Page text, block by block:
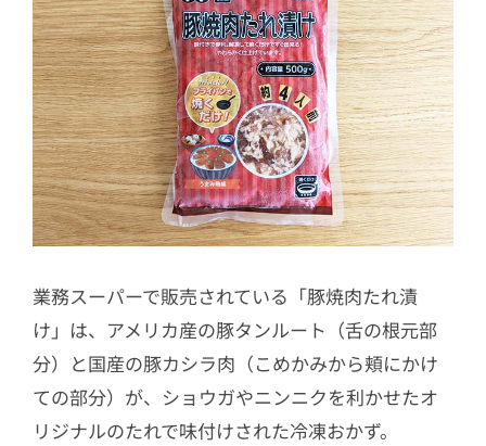
業務スーパーで販売されている「豚焼肉たれ漬
け」は、アメリカ産の豚タンルート（舌の根元部
分）と国産の豚カシラ肉（こめかみから頬にかけ
ての部分）が、ショウガやニンニクを利かせたオ
リジナルのたれで味付けされた冷凍おかず。